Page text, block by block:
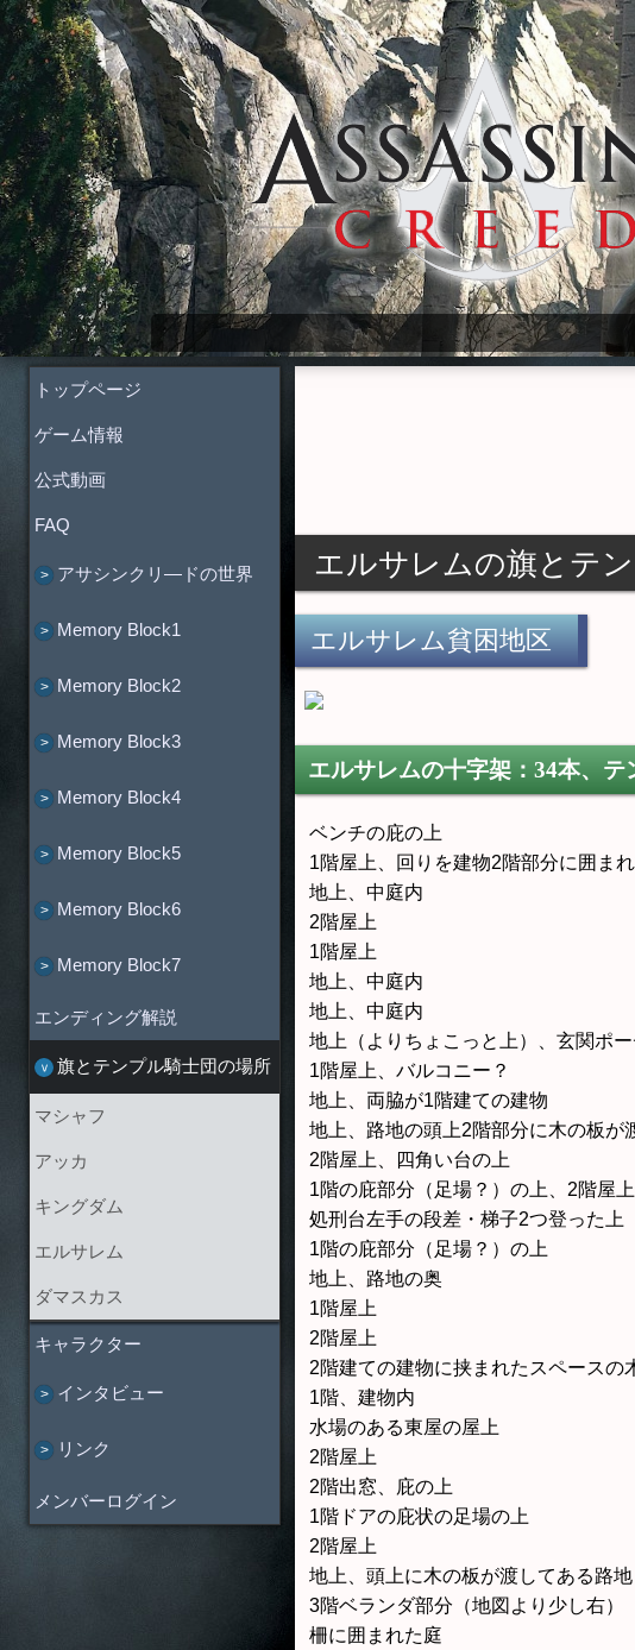
Assassin's Creed Wiki
エルサレムの旗とテ
エルサレム貧困地区
エルサレムの十字架：34本、テ
ベンチの庇の上
1階屋上、回りを建物2階部分に囲ま
地上、中庭内
2階屋上
1階屋上
地上、中庭内
地上、中庭内
地上（よりちょこっと上）、玄関ポー
1階屋上、バルコニー？
地上、両脇が1階建ての建物
地上、路地の頭上2階部分に木の板が
2階屋上、四角い台の上
1階の庇部分（足場？）の上、2階屋
処刑台左手の段差・梯子2つ登った上
1階の庇部分（足場？）の上
地上、路地の奥
1階屋上
2階屋上
2階建ての建物に挟まれたスペースの
1階、建物内
水場のある東屋の屋上
2階屋上
2階出窓、庇の上
1階ドアの庇状の足場の上
2階屋上
地上、頭上に木の板が渡してある路地
3階ベランダ部分（地図より少し右）
柵に囲まれた庭
トップページ
ゲーム情報
公式動画
FAQ
アサシンクリ―ドの世界
Memory Block1
Memory Block2
Memory Block3
Memory Block4
Memory Block5
Memory Block6
Memory Block7
エンディング解説
旗とテンプル騎士団の場所
マシャフ
アッカ
キングダム
エルサレム
ダマスカス
キャラクター
インタビュー
リンク
メンバーログイン